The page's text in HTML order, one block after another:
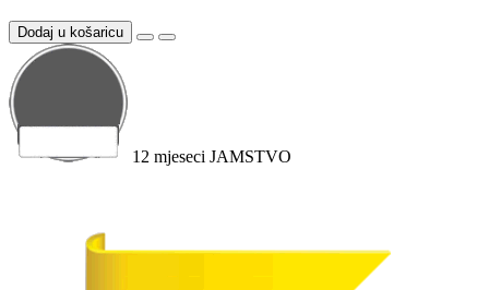
Dodaj u košaricu
12 mjeseci JAMSTVO